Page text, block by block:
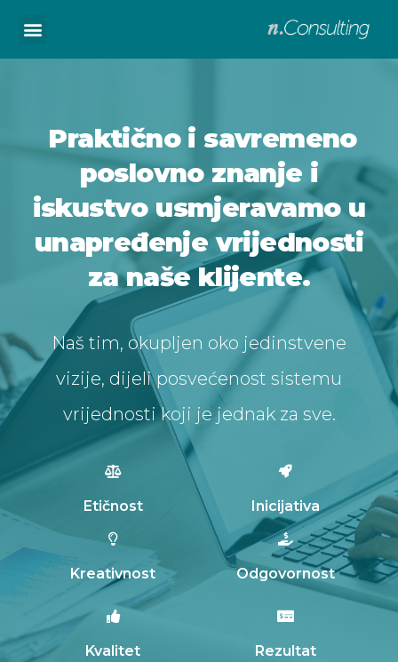
O nama
Odjeli
Porezno savjetovanje
Računovodstvo
Reference
Zaposlenje
Kontakt
Praktično i savremeno
poslovno znanje i
iskustvo usmjeravamo u
unapređenje vrijednosti
za naše klijente.
Naš tim, okupljen oko jedinstvene
vizije, dijeli posvećenost sistemu
vrijednosti koji je jednak za sve.
Etičnost Inicijativa
Kreativnost Odgovornost
Kvalitet Rezultat